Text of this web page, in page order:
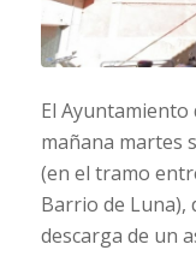
El Ayuntamiento
mañana martes
(en el tramo
Barrio de Luna),
descarga de un